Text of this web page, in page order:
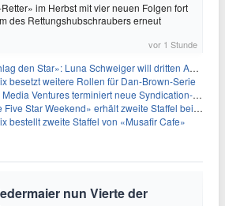
im Herbst mit vier neuen Folgen fort
des Rettungshubschraubers erneut
vor 1 Stunde
den Star»: Luna Schweiger will dritten Anlauf nutzen
besetzt weitere Rollen für Dan-Brown-Serie
Ventures terminiert neue Syndication-Formate
Star Weekend» erhält zweite Staffel bei Peacock
bestellt zweite Staffel von «Musafir Cafe»
nun Vierte der